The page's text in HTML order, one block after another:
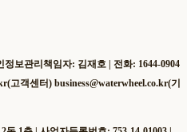
보관리책임자: 김재호 | 전화: 1644-0904
고객센터) business@waterwheel.co.kr(기